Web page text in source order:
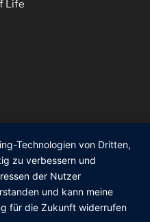
Life
Technologien von Dritten,
zu verbessern und
der Nutzer
und kann meine
für die Zukunft widerrufen